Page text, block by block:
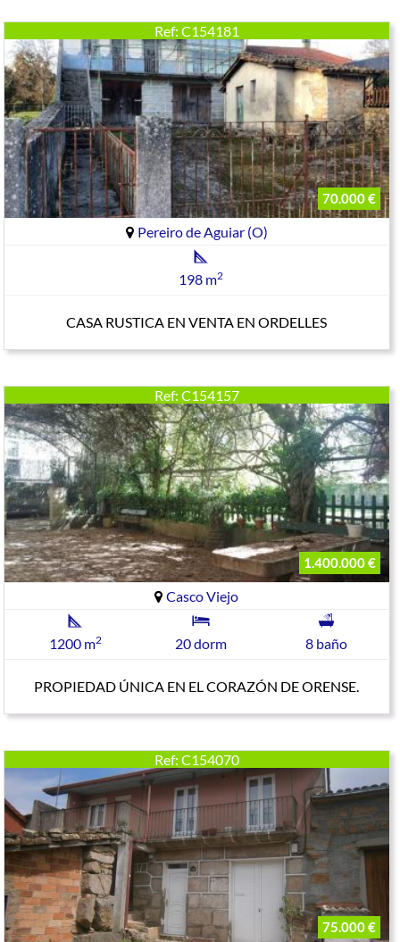
Ref: C154181
70.000 €
Pereiro de Aguiar (O)
198 m2
CASA RUSTICA EN VENTA EN ORDELLES
Ref: C154157
1.400.000 €
Casco Viejo
1200 m2 20 dorm 8 baño
PROPIEDAD ÚNICA EN EL CORAZÓN DE ORENSE.
Ref: C154070
75.000 €